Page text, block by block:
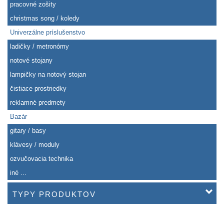
pracovné zošity
christmas song / koledy
Univerzálne príslušenstvo
ladičky / metronómy
notové stojany
lampičky na notový stojan
čistiace prostriedky
reklamné predmety
Bazár
gitary / basy
klávesy / moduly
ozvučovacia technika
iné ...
TYPY PRODUKTOV